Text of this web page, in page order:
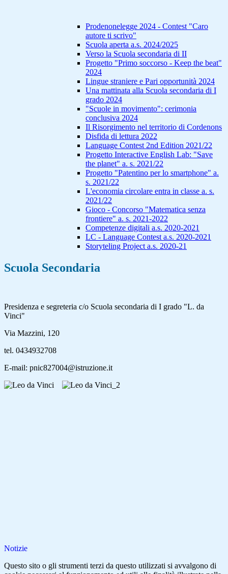
Prodenonelegge 2024 - Contest "Caro
autore ti scrivo"
Scuola aperta a.s. 2024/2025
Verso la Scuola secondaria di II
Progetto "Primo soccorso - Keep the beat"
2024
Lingue straniere e Pari opportunità 2024
Una mattinata alla Scuola secondaria di I
grado 2024
"Scuole in movimento": cerimonia
conclusiva 2024
Il Risorgimento nel territorio di Cordenons
Disfida di lettura 2022
Language Contest 2nd Edition 2021/22
Progetto Interactive English Lab: "Save
the planet" a. s. 2021/22
Progetto "Patentino per lo smartphone" a.
s. 2021/22
L'economia circolare entra in classe a. s.
2021/22
Gioco - Concorso "Matematica senza
frontiere" a. s. 2021-2022
Competenze digitali a.s. 2020-2021
LC - Language Contest a.s. 2020-2021
Storyteling Project a.s. 2020-21
Scuola Secondaria
Presidenza e segreteria c/o Scuola secondaria di I grado "L. da
Vinci"
Via Mazzini, 120
tel. 0434932708
E-mail: pnic827004@istruzione.it
Notizie
Questo sito o gli strumenti terzi da questo utilizzati si avvalgono di